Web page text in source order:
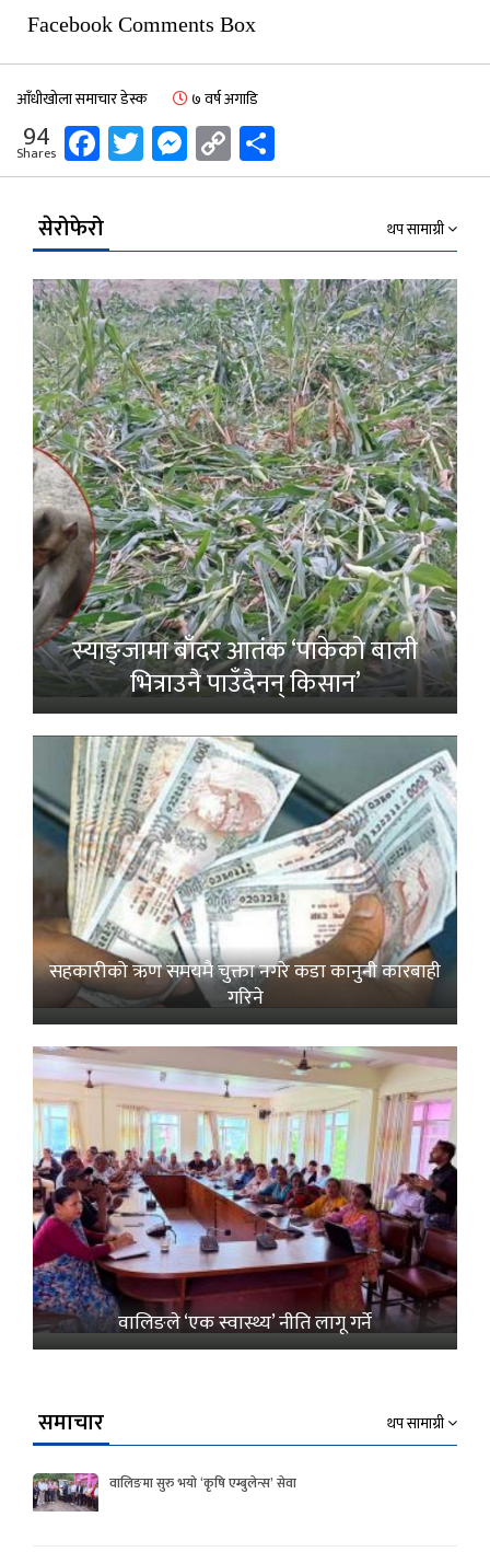
Facebook Comments Box
आँधीखोला समाचार डेस्क ७ वर्ष अगाडि
94
Shares Facebook
Twitter
Messenger
Copy
Link
सेरोफेरो थप सामाग्री
स्याङ्जामा बाँदर आतंक ‘पाकेको बाली
भित्राउनै पाउँदैनन् किसान’
सहकारीको ऋण समयमै चुक्ता नगरे कडा कानुनी कारबाही
गरिने
वालिङले ‘एक स्वास्थ्य’ नीति लागू गर्ने
समाचार थप सामाग्री
वालिङमा सुरु भयो ‘कृषि एम्बुलेन्स’ सेवा